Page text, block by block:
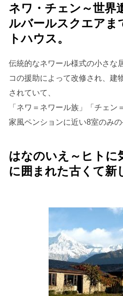
ネワ・チェン～世界
ルバールスクエアま
トハウス。
伝統的なネワール様式の小さな
コの援助によって改修され、建
されていて、
「ネワ＝ネワール族」「チェン
家風ペンションに近い8室のみの
はなのいえ～ヒトに
に囲まれた古くて新